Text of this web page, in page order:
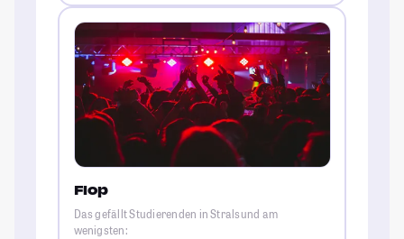
Flop
Das gefällt Studierenden in Stralsund am
wenigsten: